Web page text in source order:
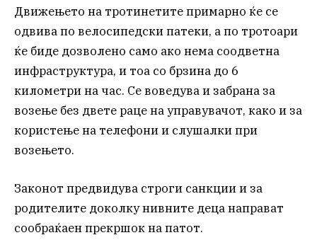
Движењето на тротинетите примарно ќе се
одвива по велосипедски патеки, а по тротоари
ќе биде дозволено само ако нема соодветна
инфраструктура, и тоа со брзина до 6
километри на час. Се воведува и забрана за
возење без двете раце на управувачот, како и за
користење на телефони и слушалки при
возењето.
Законот предвидува строги санкции и за
родителите доколку нивните деца направат
сообраќаен прекршок на патот.